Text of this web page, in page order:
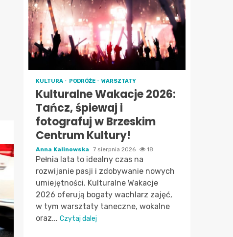
KULTURA PODRÓŻE WARSZTATY
Kulturalne Wakacje 2026:
Tańcz, śpiewaj i
fotografuj w Brzeskim
Centrum Kultury!
Anna Kalinowska 7 sierpnia 2026 18
Pełnia lata to idealny czas na
rozwijanie pasji i zdobywanie nowych
umiejętności. Kulturalne Wakacje
2026 oferują bogaty wachlarz zajęć,
w tym warsztaty taneczne, wokalne
oraz... Czytaj dalej